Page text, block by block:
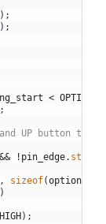
) ;
) ;
<
;
UP button to
&& ! pin_edge. state
, sizeof(options
)
HIGH) ;